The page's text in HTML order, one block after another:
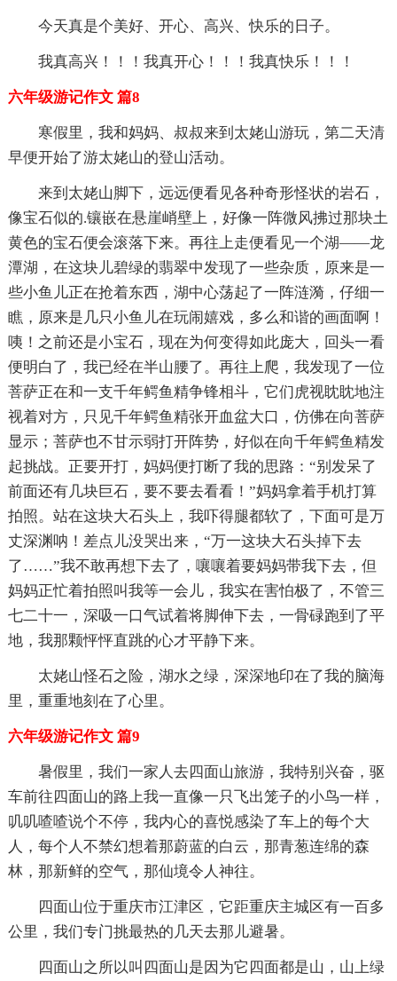
今天真是个美好、开心、高兴、快乐的日子。
我真高兴！！！我真开心！！！我真快乐！！！
六年级游记作文 篇8
寒假里，我和妈妈、叔叔来到太姥山游玩，第二天清
早便开始了游太姥山的登山活动。
来到太姥山脚下，远远便看见各种奇形怪状的岩石，
像宝石似的.镶嵌在悬崖峭壁上，好像一阵微风拂过那块土
黄色的宝石便会滚落下来。再往上走便看见一个湖——龙
潭湖，在这块儿碧绿的翡翠中发现了一些杂质，原来是一
些小鱼儿正在抢着东西，湖中心荡起了一阵涟漪，仔细一
瞧，原来是几只小鱼儿在玩闹嬉戏，多么和谐的画面啊！
咦！之前还是小宝石，现在为何变得如此庞大，回头一看
便明白了，我已经在半山腰了。再往上爬，我发现了一位
菩萨正在和一支千年鳄鱼精争锋相斗，它们虎视眈眈地注
视着对方，只见千年鳄鱼精张开血盆大口，仿佛在向菩萨
显示；菩萨也不甘示弱打开阵势，好似在向千年鳄鱼精发
起挑战。正要开打，妈妈便打断了我的思路：“别发呆了
前面还有几块巨石，要不要去看看！”妈妈拿着手机打算
拍照。站在这块大石头上，我吓得腿都软了，下面可是万
丈深渊呐！差点儿没哭出来，“万一这块大石头掉下去
了……”我不敢再想下去了，嚷嚷着要妈妈带我下去，但
妈妈正忙着拍照叫我等一会儿，我实在害怕极了，不管三
七二十一，深吸一口气试着将脚伸下去，一骨碌跑到了平
地，我那颗怦怦直跳的心才平静下来。
太姥山怪石之险，湖水之绿，深深地印在了我的脑海
里，重重地刻在了心里。
六年级游记作文 篇9
暑假里，我们一家人去四面山旅游，我特别兴奋，驱
车前往四面山的路上我一直像一只飞出笼子的小鸟一样，
叽叽喳喳说个不停，我内心的喜悦感染了车上的每个大
人，每个人不禁幻想着那蔚蓝的白云，那青葱连绵的森
林，那新鲜的空气，那仙境令人神往。
四面山位于重庆市江津区，它距重庆主城区有一百多
公里，我们专门挑最热的几天去那儿避暑。
四面山之所以叫四面山是因为它四面都是山，山上绿